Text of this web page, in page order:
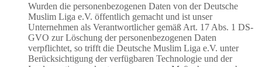
Wurden die personenbezogenen Daten von der Deutsche
Muslim Liga e.V. öffentlich gemacht und ist unser
Unternehmen als Verantwortlicher gemäß Art. 17 Abs. 1 DS-
GVO zur Löschung der personenbezogenen Daten
verpflichtet, so trifft die Deutsche Muslim Liga e.V. unter
Berücksichtigung der verfügbaren Technologie und der